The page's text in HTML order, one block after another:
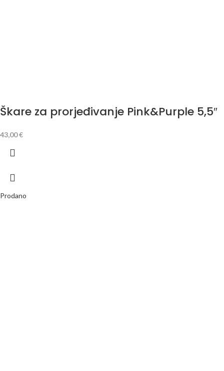
Škare za prorjeđivanje Pink&Purple 5,5″
43,00€
Prodano